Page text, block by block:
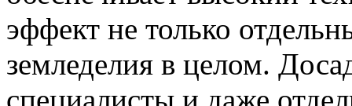
эффект не только
земледелия в целом.